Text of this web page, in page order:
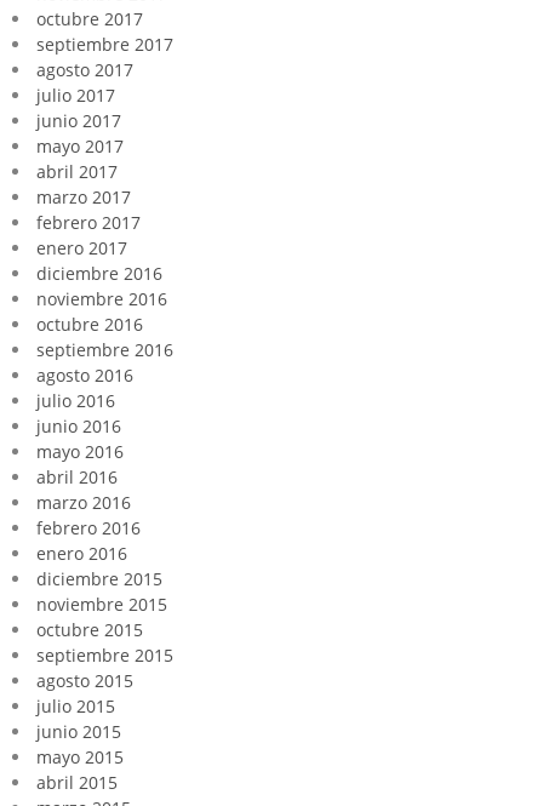
octubre 2017
septiembre 2017
agosto 2017
julio 2017
junio 2017
mayo 2017
abril 2017
marzo 2017
febrero 2017
enero 2017
diciembre 2016
noviembre 2016
octubre 2016
septiembre 2016
agosto 2016
julio 2016
junio 2016
mayo 2016
abril 2016
marzo 2016
febrero 2016
enero 2016
diciembre 2015
noviembre 2015
octubre 2015
septiembre 2015
agosto 2015
julio 2015
junio 2015
mayo 2015
abril 2015